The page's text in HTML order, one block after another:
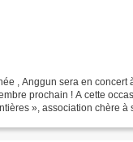
, Anggun sera en concert
prochain ! A cette
», association chère à